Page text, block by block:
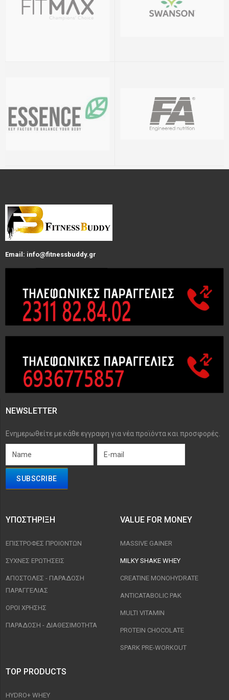
Email: info@fitnessbuddy.gr
NEWSLETTER
Ενημερωθείτε με κάθε εγγραφη για νέα προϊόντα και προσφορές.
ΥΠΟΣΤΉΡΙΞΗ
ΕΠΙΣΤΡΟΦΈΣ ΠΡΟΙΟΝΤΩΝ
ΣΥΧΝΈΣ ΕΡΩΤΉΣΕΙΣ
ΑΠΟΣΤΟΛΈΣ - ΠΑΡΆΔΟΣΗ
ΠΑΡΑΓΓΕΛΊΑΣ
ΟΡΟΙ ΧΡΉΣΗΣ
ΠΑΡΑΔΟΣΗ - ΔΙΑΘΕΣΙΜΌΤΗΤΑ
VALUE FOR MONEY
MASSIVE GAINER
MILKY SHAKE WHEY
CREATINE MONOHYDRATE
ANTICATABOLIC PAK
MULTI VITAMIN
PROTEIN CHOCOLATE
SPARK PRE-WORKOUT
TOP PRODUCTS
HYDRO+ WHEY